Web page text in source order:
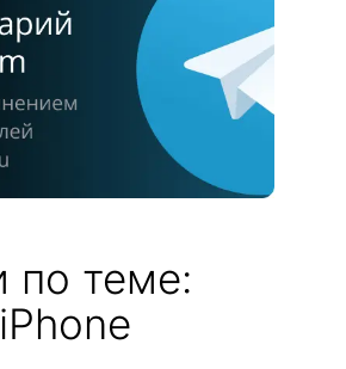
по теме: